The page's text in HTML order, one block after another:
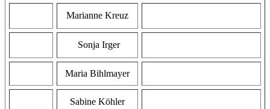
Marianne Kreuz
Sonja Irger
Maria Bihlmayer
Sabine Köhler